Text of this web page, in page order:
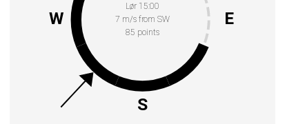
Lør 15:00
7 m/s from SW
85 points
E
S
W